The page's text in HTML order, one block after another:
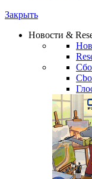
Закрыть
Новости &